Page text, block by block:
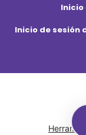
Inicio
Inicio de sesión